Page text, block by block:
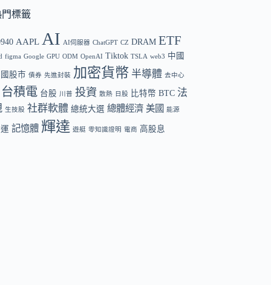
門標籤
AAPL AI AI伺服器 ChatGPT CZ DRAM ETF
figma Google GPU ODM OpenAI Tiktok TSLA web3 中國
股市 債券 先進封裝 加密貨幣 半導體 去中心
台積電 台股 川普 投資 散熱 日股 比特幣 BTC 法
生技股 社群軟體 總統大選 總體經濟 美國 能源
記憶體 輝達 遊艇 零知識證明 電商 高股息